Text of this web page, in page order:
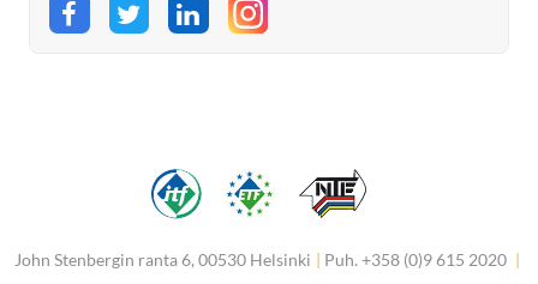
Jaa Facebookissa
Jaa Twitterissä
Jaa LinkedInissä
John Stenbergin ranta 6, 00530 Helsinki | Puh. +358 (0)9 615 2020 |